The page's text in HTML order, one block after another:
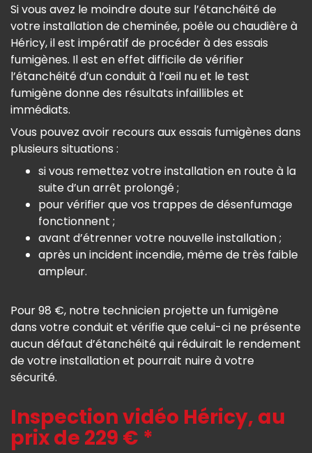
Si vous avez le moindre doute sur l’étanchéité de
votre installation de cheminée, poêle ou chaudière à
Héricy, il est impératif de procéder à des essais
fumigènes. Il est en effet difficile de vérifier
l’étanchéité d’un conduit à l’œil nu et le test
fumigène donne des résultats infaillibles et
immédiats.
Vous pouvez avoir recours aux essais fumigènes dans
plusieurs situations :
si vous remettez votre installation en route à la
suite d’un arrêt prolongé ;
pour vérifier que vos trappes de désenfumage
fonctionnent ;
avant d’étrenner votre nouvelle installation ;
après un incident incendie, même de très faible
ampleur.
Pour 98 €, notre technicien projette un fumigène
dans votre conduit et vérifie que celui-ci ne présente
aucun défaut d’étanchéité qui réduirait le rendement
de votre installation et pourrait nuire à votre
sécurité.
Inspection vidéo Héricy, au
prix de 229 € *